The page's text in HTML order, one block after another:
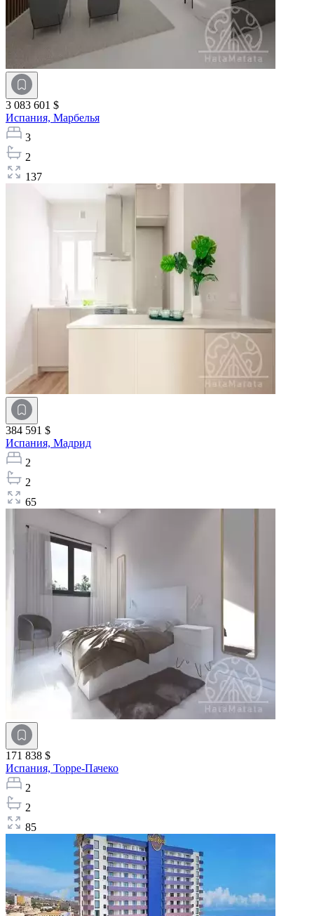
3 083 601 $
Испания, Марбелья
3
2
137
384 591 $
Испания, Мадрид
2
2
65
171 838 $
Испания, Торре-Пачеко
2
2
85